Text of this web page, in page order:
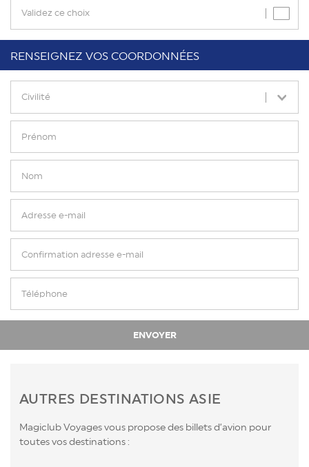
AUTRES DESTINATIONS ASIE
Magiclub Voyages vous propose des billets d’avion pour
toutes vos destinations :